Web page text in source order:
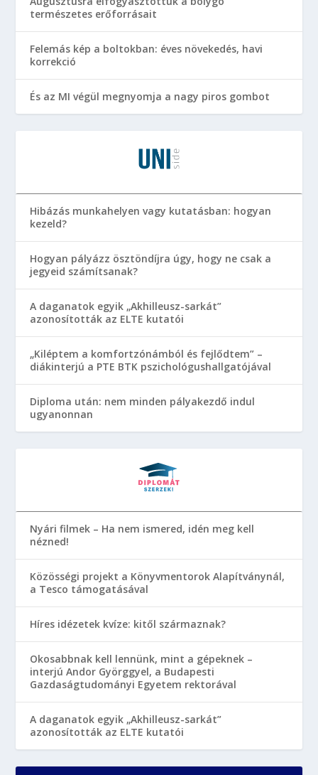
természetes erőforrásait
Felemás kép a boltokban: éves növekedés, havi
korrekció
És az MI végül megnyomja a nagy piros gombot
Hibázás munkahelyen vagy kutatásban: hogyan
kezeld?
Hogyan pályázz ösztöndíjra úgy, hogy ne csak a
jegyeid számítsanak?
A daganatok egyik „Akhilleusz-sarkát”
azonosították az ELTE kutatói
„Kiléptem a komfortzónámból és fejlődtem” –
diákinterjú a PTE BTK pszichológushallgatójával
Diploma után: nem minden pályakezdő indul
ugyanonnan
Nyári filmek – Ha nem ismered, idén meg kell
nézned!
Közösségi projekt a Könyvmentorok Alapítványnál,
a Tesco támogatásával
Híres idézetek kvíze: kitől származnak?
Okosabbnak kell lennünk, mint a gépeknek –
interjú Andor Györggyel, a Budapesti
Gazdaságtudományi Egyetem rektorával
A daganatok egyik „Akhilleusz-sarkát”
azonosították az ELTE kutatói